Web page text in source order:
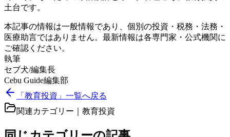
土台です。
本記事の情報は一般情報であり、個別の投資・税務・法務・
医療助言ではありません。最新情報は各専門家・公式機関に
ご確認ください。
執筆
セブ犬/編集長
Cebu Guide編集部
「教育投資」一覧へ戻る
関連カテゴリー｜ 教育投資